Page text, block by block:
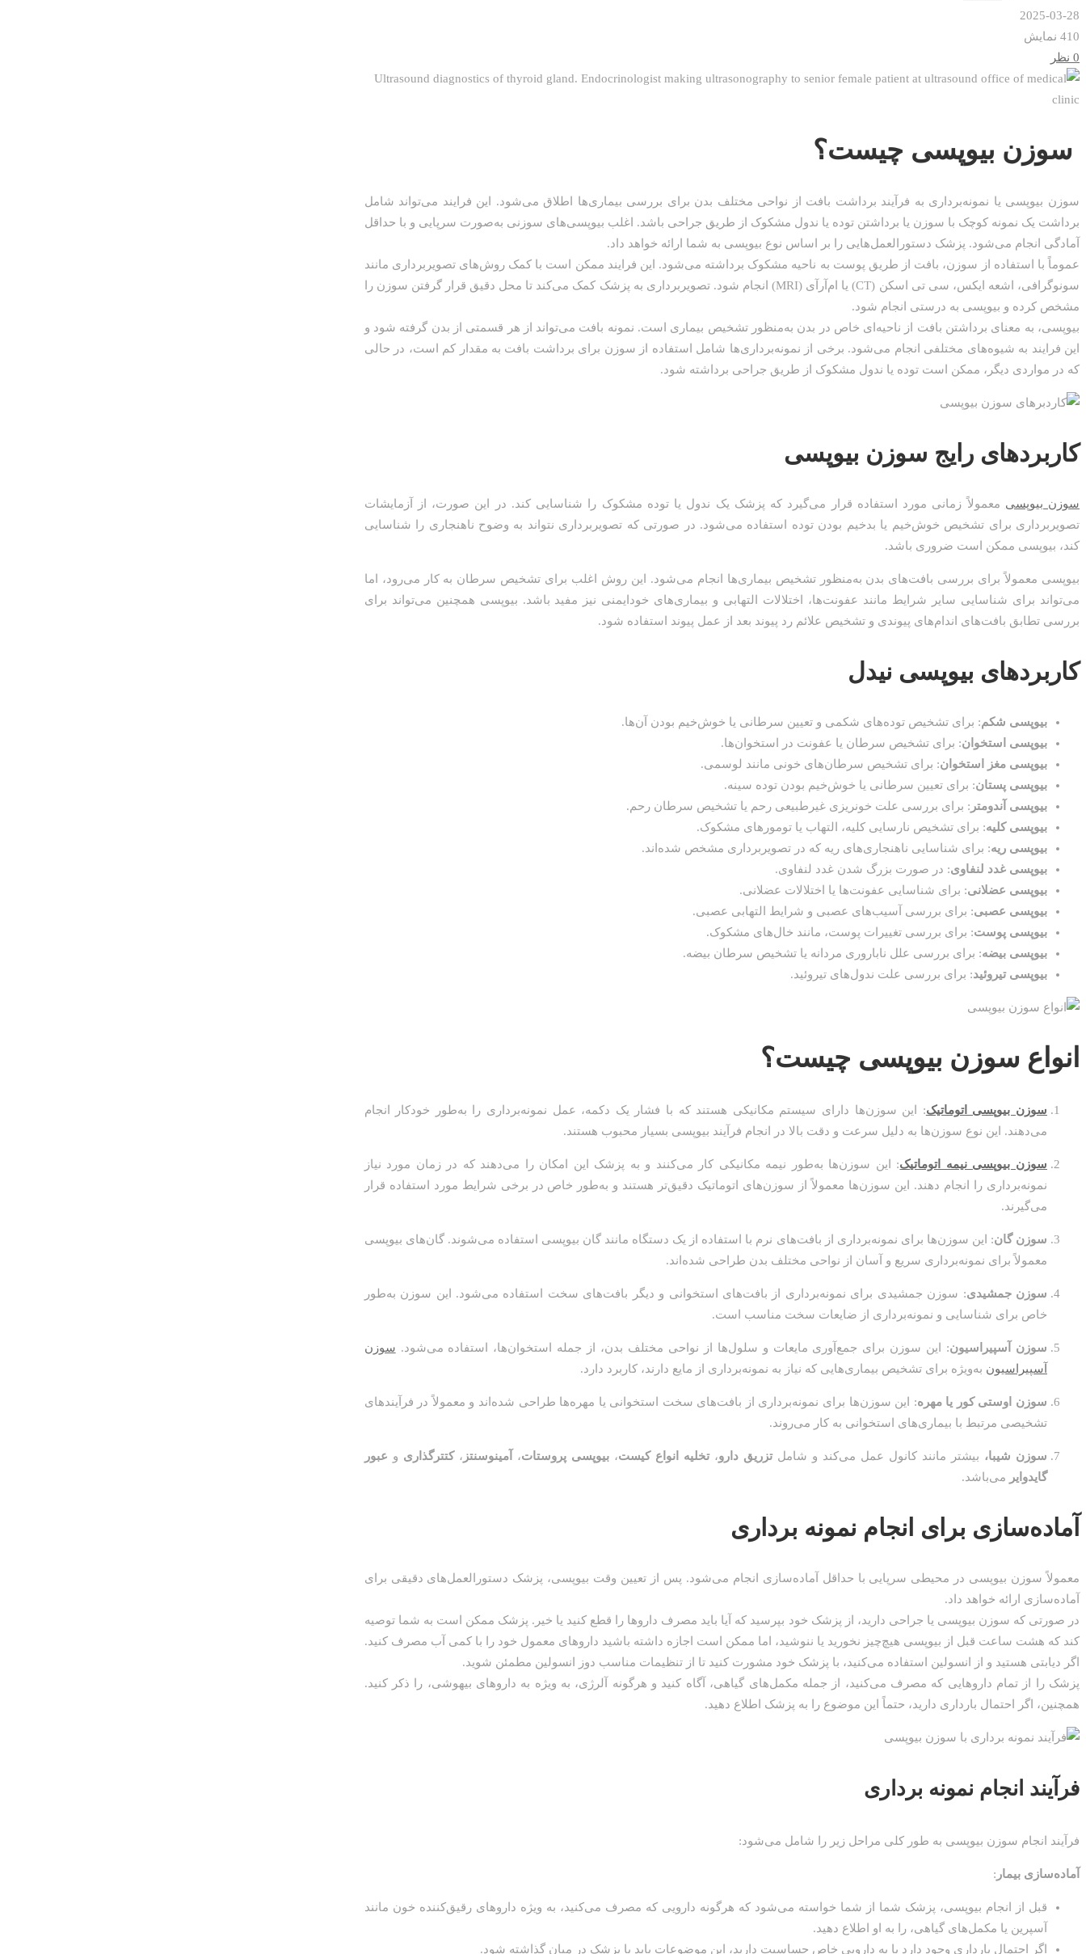
2025-03-28
410 نمایش
0 نظر
سوزن
چیست؟
سوزن بیوپسی چیست؟
سوزن بیوپسی یا نمونه‌برداری به فرآیند برداشت بافت از نواحی مختلف بدن برای بررسی بیماری‌ها اطلاق می‌شود. این فرایند می‌تواند شامل
برداشت یک نمونه کوچک با سوزن یا برداشتن توده یا ندول مشکوک از طریق جراحی باشد. اغلب بیوپسی‌های سوزنی به‌صورت سرپایی و با حداقل
آمادگی انجام می‌شود. پزشک دستورالعمل‌هایی را بر اساس نوع بیوپسی به شما ارائه خواهد داد.
عموماً با استفاده از سوزن، بافت از طریق پوست به ناحیه مشکوک برداشته می‌شود. این فرایند ممکن است با کمک روش‌های تصویربرداری مانند
سونوگرافی، اشعه ایکس، سی تی اسکن (CT) یا ام‌آر‌آی (MRI) انجام شود. تصویربرداری به پزشک کمک می‌کند تا محل دقیق قرار گرفتن سوزن را
مشخص کرده و بیوپسی به درستی انجام شود.
بیوپسی، به معنای برداشتن بافت از ناحیه‌ای خاص در بدن به‌منظور تشخیص بیماری است. نمونه بافت می‌تواند از هر قسمتی از بدن گرفته شود و
این فرایند به شیوه‌های مختلفی انجام می‌شود. برخی از نمونه‌برداری‌ها شامل استفاده از سوزن برای برداشت بافت به مقدار کم است، در حالی
که در مواردی دیگر، ممکن است توده یا ندول مشکوک از طریق جراحی برداشته شود.
کاربردهای رایج سوزن بیوپسی
سوزن بیوپسی معمولاً زمانی مورد استفاده قرار می‌گیرد که پزشک یک ندول یا توده مشکوک را شناسایی کند. در این صورت، از آزمایشات
تصویربرداری برای تشخیص خوش‌خیم یا بدخیم بودن توده استفاده می‌شود. در صورتی که تصویربرداری نتواند به وضوح ناهنجاری را شناسایی
کند، بیوپسی ممکن است ضروری باشد.
بیوپسی معمولاً برای بررسی بافت‌های بدن به‌منظور تشخیص بیماری‌ها انجام می‌شود. این روش اغلب برای تشخیص سرطان به کار می‌رود، اما
می‌تواند برای شناسایی سایر شرایط مانند عفونت‌ها، اختلالات التهابی و بیماری‌های خودایمنی نیز مفید باشد. بیوپسی همچنین می‌تواند برای
بررسی تطابق بافت‌های اندام‌های پیوندی و تشخیص علائم رد پیوند بعد از عمل پیوند استفاده شود.
کاربردهای بیوپسی نیدل
بیوپسی شکم: برای تشخیص توده‌های شکمی و تعیین سرطانی یا خوش‌خیم بودن آن‌ها.
بیوپسی استخوان: برای تشخیص سرطان یا عفونت در استخوان‌ها.
بیوپسی مغز استخوان: برای تشخیص سرطان‌های خونی مانند لوسمی.
بیوپسی پستان: برای تعیین سرطانی یا خوش‌خیم بودن توده سینه.
بیوپسی آندومتر : برای بررسی علت خونریزی غیرطبیعی رحم یا تشخیص سرطان رحم.
بیوپسی کلیه: برای تشخیص نارسایی کلیه، التهاب یا تومورهای مشکوک.
بیوپسی ریه: برای شناسایی ناهنجاری‌های ریه که در تصویربرداری مشخص شده‌اند.
بیوپسی غدد لنفاوی: در صورت بزرگ شدن غدد لنفاوی.
بیوپسی عضلانی: برای شناسایی عفونت‌ها یا اختلالات عضلانی.
بیوپسی عصبی: برای بررسی آسیب‌های عصبی و شرایط التهابی عصبی.
بیوپسی پوست: برای بررسی تغییرات پوست، مانند خال‌های مشکوک.
بیوپسی بیضه: برای بررسی علل ناباروری مردانه یا تشخیص سرطان بیضه.
بیوپسی تیروئید: برای بررسی علت ندول‌های تیروئید.
انواع سوزن بیوپسی چیست؟
سوزن بیوپسی اتوماتیک: این سوزن‌ها دارای سیستم مکانیکی هستند که با فشار یک دکمه، عمل نمونه‌برداری را به‌طور خودکار انجام
می‌دهند. این نوع سوزن‌ها به دلیل سرعت و دقت بالا در انجام فرآیند بیوپسی بسیار محبوب هستند.
سوزن بیوپسی نیمه اتوماتیک: این سوزن‌ها به‌طور نیمه‌ مکانیکی کار می‌کنند و به پزشک این امکان را می‌دهند که در زمان مورد نیاز
نمونه‌برداری را انجام دهند. این سوزن‌ها معمولاً از سوزن‌های اتوماتیک دقیق‌تر هستند و به‌طور خاص در برخی شرایط مورد استفاده قرار
می‌گیرند.
سوزن گان: این سوزن‌ها برای نمونه‌برداری از بافت‌های نرم با استفاده از یک دستگاه مانند گان بیوپسی استفاده می‌شوند. گان‌های بیوپسی
معمولاً برای نمونه‌برداری سریع و آسان از نواحی مختلف بدن طراحی شده‌اند.
سوزن جمشیدی: سوزن جمشیدی برای نمونه‌برداری از بافت‌های استخوانی و دیگر بافت‌های سخت استفاده می‌شود. این سوزن به‌طور
خاص برای شناسایی و نمونه‌برداری از ضایعات سخت مناسب است.
سوزن آسپیراسیون: این سوزن برای جمع‌آوری مایعات و سلول‌ها از نواحی مختلف بدن، از جمله استخوان‌ها، استفاده می‌شود. سوزن
آسپیراسیون به‌ویژه برای تشخیص بیماری‌هایی که نیاز به نمونه‌برداری از مایع دارند، کاربرد دارد.
سوزن اوستی کور یا مهره: این سوزن‌ها برای نمونه‌برداری از بافت‌های سخت استخوانی یا مهره‌ها طراحی شده‌اند و معمولاً در فرآیندهای
تشخیصی مرتبط با بیماری‌های استخوانی به کار می‌روند.
سوزن شیبا، بیشتر مانند کانول عمل می‌کند و شاملتزریق دارو،تخلیه انواع کیست،بیوپسی پروستات، آمینوسنتز ،کتترگذاری و عبور
گایدوایر می‌باشد.
آماده‌سازی برای انجام نمونه برداری
معمولاً سوزن بیوپسی در محیطی سرپایی با حداقل آماده‌سازی انجام می‌شود. پس از تعیین وقت بیوپسی، پزشک دستورالعمل‌های دقیقی برای
آماده‌سازی ارائه خواهد داد.
در صورتی که سوزن بیوپسی یا جراحی دارید، از پزشک خود بپرسید که آیا باید مصرف داروها را قطع کنید یا خیر. پزشک ممکن است به شما توصیه
کند که هشت ساعت قبل از بیوپسی هیچ‌چیز نخورید یا ننوشید، اما ممکن است اجازه داشته باشید داروهای معمول خود را با کمی آب مصرف کنید.
اگر دیابتی هستید و از انسولین استفاده می‌کنید، با پزشک خود مشورت کنید تا از تنظیمات مناسب دوز انسولین مطمئن شوید.
پزشک را از تمام داروهایی که مصرف می‌کنید، از جمله مکمل‌های گیاهی، آگاه کنید و هرگونه آلرژی، به ویژه به داروهای بیهوشی، را ذکر کنید.
همچنین، اگر احتمال بارداری دارید، حتماً این موضوع را به پزشک اطلاع دهید.
فرآیند انجام نمونه برداری
فرآیند انجام سوزن بیوپسی به طور کلی مراحل زیر را شامل می‌شود:
آماده‌سازی بیمار :
قبل از انجام بیوپسی، پزشک شما از شما خواسته می‌شود که هرگونه دارویی که مصرف می‌کنید، به ویژه داروهای رقیق‌کننده خون مانند
آسپرین یا مکمل‌های گیاهی، را به او اطلاع دهید.
اگر احتمال بارداری وجود دارد یا به دارویی خاص حساسیت دارید، این موضوعات باید با پزشک در میان گذاشته شود.